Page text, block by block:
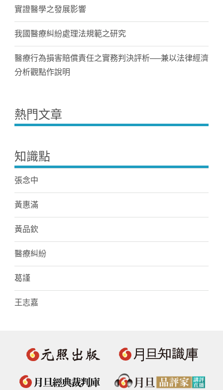
實證醫學之發展影響
我國醫療糾紛處理法規範之研究
醫療行為損害賠償責任之實務判決評析──兼以法律經濟
分析觀點作說明
熱門文章
知識點
張念中
黃惠滿
黃品欽
醫療糾紛
葛謹
王志嘉